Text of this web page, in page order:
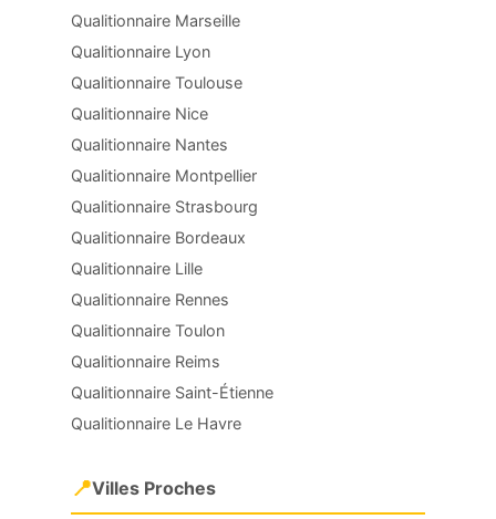
Qualitionnaire Marseille
Qualitionnaire Lyon
Qualitionnaire Toulouse
Qualitionnaire Nice
Qualitionnaire Nantes
Qualitionnaire Montpellier
Qualitionnaire Strasbourg
Qualitionnaire Bordeaux
Qualitionnaire Lille
Qualitionnaire Rennes
Qualitionnaire Toulon
Qualitionnaire Reims
Qualitionnaire Saint-Étienne
Qualitionnaire Le Havre
📍Villes Proches